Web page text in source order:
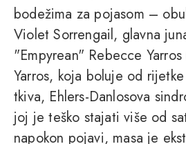
bodežima za pojasom –
Violet Sorrengail, glavna
"Empyrean" Rebecce
Yarros, koja boluje od
tkiva, Ehlers-Danlosova
joj je teško stajati više od
napokon pojavi, masa je